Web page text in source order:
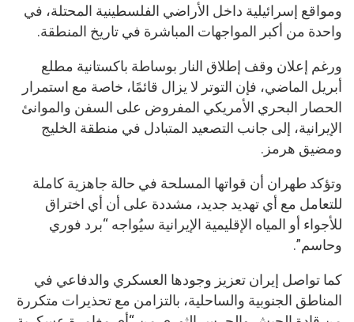
ومواقع إسرائيلية داخل الأراضي الفلسطينية المحتلة، في
واحدة من أكبر المواجهات المباشرة في تاريخ المنطقة.
ورغم إعلان وقف إطلاق النار بوساطة باكستانية مطلع
أبريل الماضي، فإن التوتر لا يزال قائمًا، خاصة مع استمرار
الحصار البحري الأمريكي المفروض على السفن والموانئ
الإيرانية، إلى جانب التصعيد المتبادل في منطقة الخليج
ومضيق هرمز.
وتؤكد طهران أن قواتها المسلحة في حالة جاهزية كاملة
للتعامل مع أي تهديد جديد، مشددة على أن أي اختراق
للأجواء أو المياه الإقليمية الإيرانية سيُواجه “برد فوري
وحاسم”.
كما تواصل إيران تعزيز وجودها العسكري والدفاعي في
المناطق الجنوبية والساحلية، بالتزامن مع تحذيرات متكررة